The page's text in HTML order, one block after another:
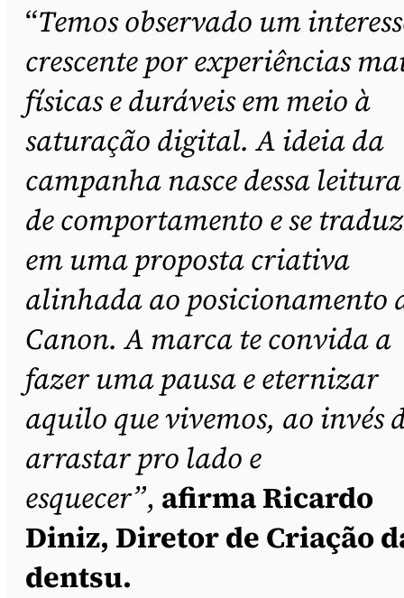
“Temos observado um
crescente por experiências
físicas e duráveis em meio à
saturação digital. A ideia da
campanha nasce dessa leitura
de comportamento e se traduz
em uma proposta criativa
alinhada ao posicionamento
Canon. A marca te convida a
fazer uma pausa e eternizar
aquilo que vivemos, ao invés
arrastar pro lado e
esquecer”, afirma Ricardo
Diniz, Diretor de Criação
dentsu.